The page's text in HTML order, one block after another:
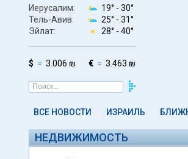
Иерусалим: 19° - 30°
Тель-Авив:
25° - 31°
Эйлат:
28° - 40°
$ 3.006 ₪ € 3.463 ₪
ВСЕ НОВОСТИ ИЗРАИЛЬ
НЕДВИЖИМОСТЬ